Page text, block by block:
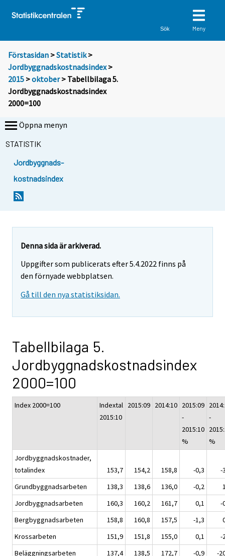
Sök Meny
Förstasidan >Statistik >
Jordbyggnadskostnadsindex>
2015 >oktober> Tabellbilaga 5.
Jordbyggnadskostnadsindex
2000=100
Öppna menyn
STATISTIK
Jordbyggnads-
kostnadsindex
Denna sida är arkiverad.
Uppgifter som publicerats efter 5.4.2022 finns på
den förnyade webbplatsen.
Gå till den nya statistiksidan.
Tabellbilaga 5.
Jordbyggnadskostnadsindex
2000=100
Index 2000=100
Indextal
2015:10
2015:09 2014:10 2015:09
-
2015:10
%
-
%
Jordbyggnadskostnader,
totalindex
153,7 154,2 158,8 -0,3
-
Grundbyggnadsarbeten
138,3 138,6 136,0 -0,2
Jordbyggnadsarbeten
160,3 160,2 161,7 0,1
-
Bergbyggnadsarbeten
158,8 160,8 157,5 -1,3
Krossarbeten
151,9 151,8 155,0 0,1
-
Beläggningsarbeten
137,4 138,5 172,7 -0,9
-